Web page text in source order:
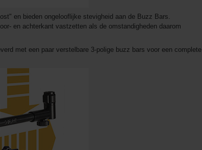
en bieden ongelooflijke stevigheid aan de Buzz Bars.
en achterkant vastzetten als de omstandigheden daarom
met een paar verstelbare 3-polige buzz bars voor een complete